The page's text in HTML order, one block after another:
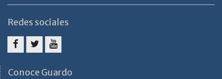
Redes sociales
Conoce Guardo